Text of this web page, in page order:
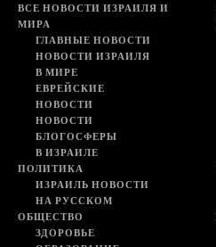
ВСЕ НОВОСТИ ИЗРАИЛЯ И
МИРА
ГЛАВНЫЕ НОВОСТИ
НОВОСТИ ИЗРАИЛЯ
В МИРЕ
ЕВРЕЙСКИЕ
НОВОСТИ
НОВОСТИ
БЛОГОСФЕРЫ
В ИЗРАИЛЕ
ПОЛИТИКА
ИЗРАИЛЬ НОВОСТИ
НА РУССКОМ
ОБЩЕСТВО
ЗДОРОВЬЕ